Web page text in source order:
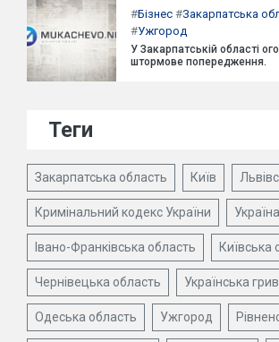
#Бізнес #Закарпатська
#Ужгород
У Закарпатській області
штормове попередження.
Теги
Закарпатська область Київ
Кримінальний кодекс України Україна
Івано-Франківська область Київська
Чернівецька область Українська
Одеська область Ужгород